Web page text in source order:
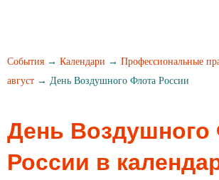
События → Календари → Профессиональные
август → День Воздушного Флота России
День Воздушного
России в